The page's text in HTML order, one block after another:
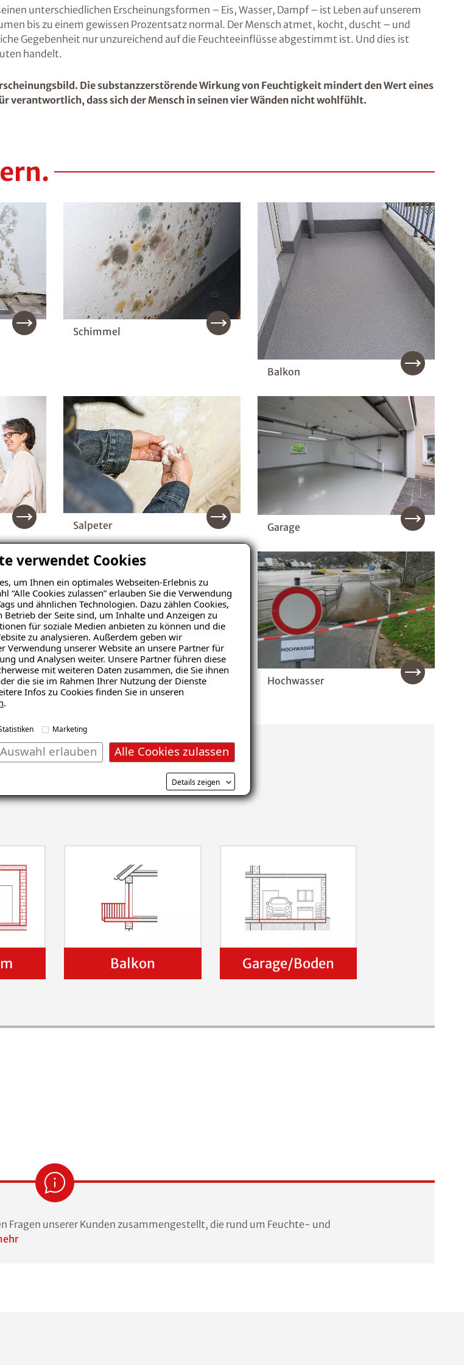
verwendet Cookies
um Ihnen ein optimales Webseiten-Erlebnis zu
“Alle Cookies zulassen” erlauben Sie die Verwendung
und ähnlichen Technologien. Dazu zählen Cookies,
der Seite sind, um Inhalte und Anzeigen zu
für soziale Medien anbieten zu können und die
zu analysieren. Außerdem geben wir
Verwendung unserer Website an unsere Partner für
und Analysen weiter. Unsere Partner führen diese
mit weiteren Daten zusammen, die Sie ihnen
die sie im Rahmen Ihrer Nutzung der Dienste
Infos zu Cookies finden Sie in unseren
.
Marketing
Alle Cookies zulassen
Auswahl erlauben
Details zeigen
unterschiedlichen Erscheinungsformen – Eis, Wasser, Dampf – ist Leben auf unserem
bis zu einem gewissen Prozentsatz normal. Der Mensch atmet, kocht, duscht – und
Gegebenheit nur unzureichend auf die Feuchteeinflüsse abgestimmt ist. Und dies ist
handelt.
Die substanzzerstörende Wirkung von Feuchtigkeit mindert den Wert eines
verantwortlich, dass sich der Mensch in seinen vier Wänden nicht wohlfühlt.
Schimmel
Balkon
Salpeter Garage
Echter Hausschwamm Hochwasser
erhalten
Balkon Garage/Boden
Fragen unserer Kunden zusammengestellt, die rund um Feuchte- und